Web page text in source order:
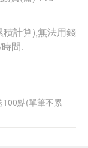
計算),無法用錢
間.
100點(單筆不累